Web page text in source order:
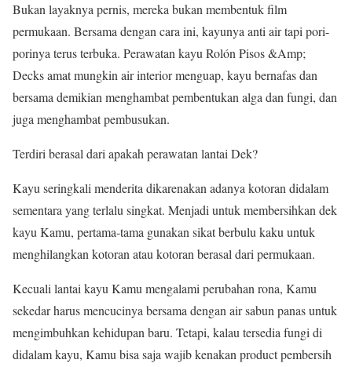
Bukan layaknya pernis, mereka bukan membentuk film
permukaan. Bersama dengan cara ini, kayunya anti air tapi pori-
porinya terus terbuka. Perawatan kayu Rolón Pisos &Amp;
Decks amat mungkin air interior menguap, kayu bernafas dan
bersama demikian menghambat pembentukan alga dan fungi, dan
juga menghambat pembusukan.
Terdiri berasal dari apakah perawatan lantai Dek?
Kayu seringkali menderita dikarenakan adanya kotoran didalam
sementara yang terlalu singkat. Menjadi untuk membersihkan dek
kayu Kamu, pertama-tama gunakan sikat berbulu kaku untuk
menghilangkan kotoran atau kotoran berasal dari permukaan.
Kecuali lantai kayu Kamu mengalami perubahan rona, Kamu
sekedar harus mencucinya bersama dengan air sabun panas untuk
mengimbuhkan kehidupan baru. Tetapi, kalau tersedia fungi di
didalam kayu, Kamu bisa saja wajib kenakan product pembersih